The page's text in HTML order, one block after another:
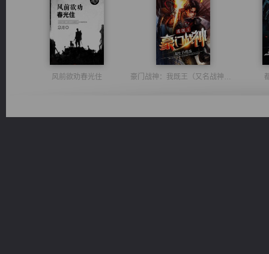
风前欲劝春光住 豪门战神：我既王（又名战神归来不败神婿修罗战神）